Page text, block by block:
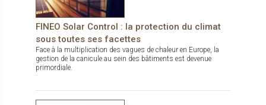
l'intérieur pour une sensation agréable dans la pièce. La
bicoloration et 150 coloris en standard, vous sont proposés
pour un maximum de personnalisation.
FINEO Solar Control : la protection du climat
sous toutes ses facettes
Face à la multiplication des vagues de chaleur en Europe, la
gestion de la canicule au sein des bâtiments est devenue
primordiale.